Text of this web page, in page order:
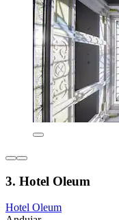
3. Hotel Oleum
Hotel Oleum